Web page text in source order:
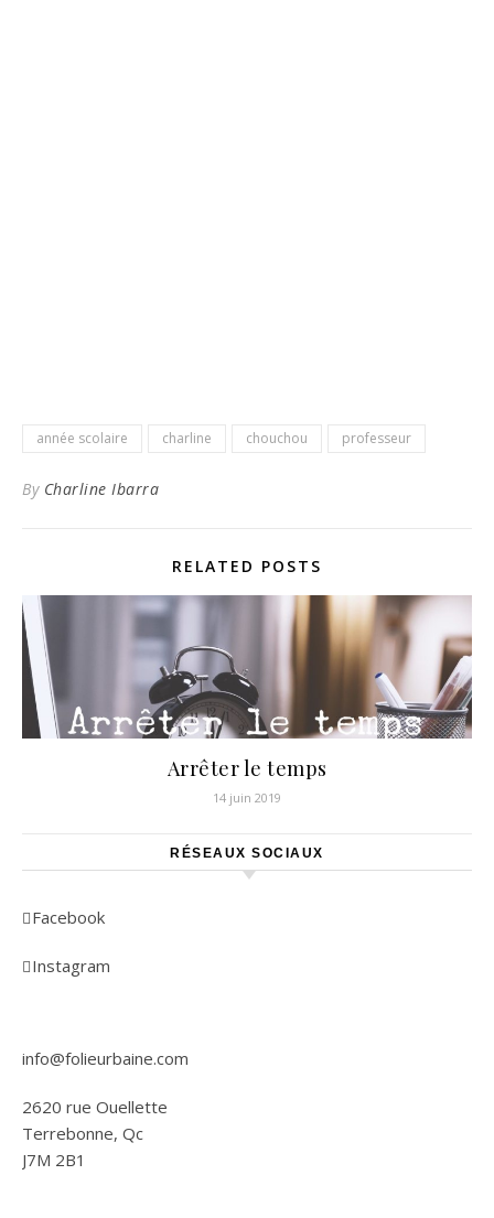
année scolaire charline chouchou professeur
By Charline Ibarra
RELATED POSTS
Arrêter le temps
14 juin 2019
RÉSEAUX SOCIAUX
Facebook
Instagram
info@folieurbaine.com
2620 rue Ouellette
Terrebonne, Qc
J7M 2B1